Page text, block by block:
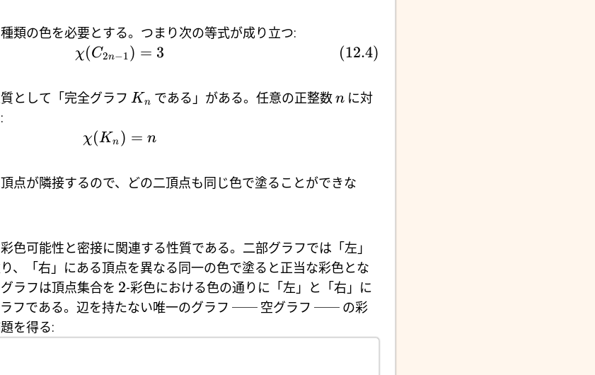
種類の色を必要とする。つまり次の等式が成り立つ:
χ(C2n−1) = 3 (12.4)
として「完全グラフ Kn である」がある。任意の正整数n に対
χ(Kn ) = n
点が隣接するので、どの二頂点も同じ色で塗ることができな
色可能性と密接に関連する性質である。二部グラフでは「左」
、「右」にある頂点を異なる同一の色で塗ると正当な彩色とな
ラフは頂点集合を 2-彩色における色の通りに「左」と「右」に
フである。辺を持たない唯一のグラフ ── 空グラフ ── の彩
を得る: